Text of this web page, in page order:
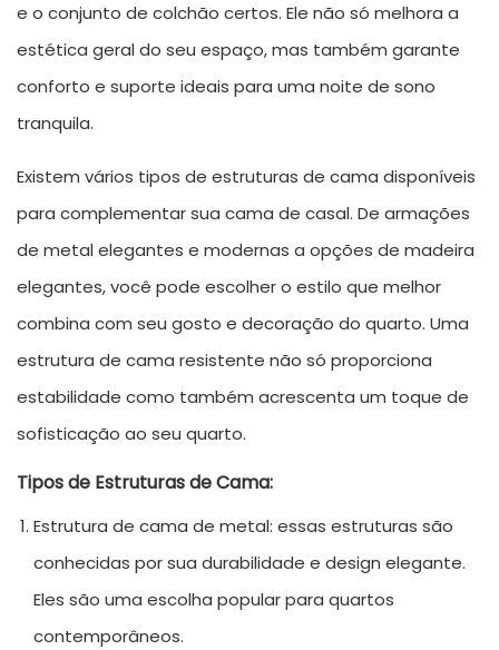
e o conjunto de colchão certos. Ele não só melhora a
estética geral do seu espaço, mas também garante
conforto e suporte ideais para uma noite de sono
tranquila.
Existem vários tipos de estruturas de cama disponíveis
para complementar sua cama de casal. De armações
de metal elegantes e modernas a opções de madeira
elegantes, você pode escolher o estilo que melhor
combina com seu gosto e decoração do quarto. Uma
estrutura de cama resistente não só proporciona
estabilidade como também acrescenta um toque de
sofisticação ao seu quarto.
Tipos de Estruturas de Cama:
Estrutura de cama de metal: essas estruturas são
conhecidas por sua durabilidade e design elegante.
Eles são uma escolha popular para quartos
contemporâneos.